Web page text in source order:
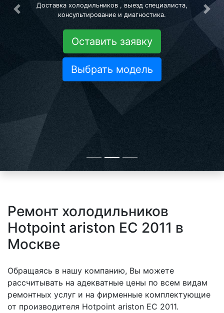
Доставка холодильников , выезд специалиста,
консультирование и диагностика.
Оставить заявку
Выбрать модель
Предыдущая
Ремонт холодильников
Hotpoint ariston EC 2011 в
Москве
Обращаясь в нашу компанию, Вы можете
рассчитывать на адекватные цены по всем видам
ремонтных услуг и на фирменные комплектующие
от производителя Hotpoint ariston EC 2011.